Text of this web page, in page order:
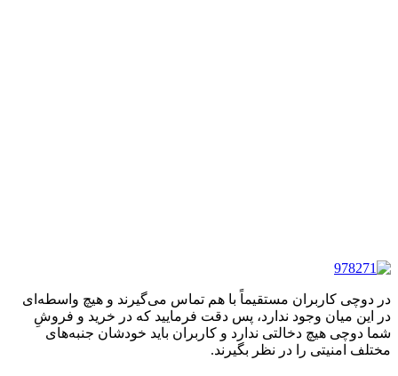
در دوچی کاربران مستقیماً با هم تماس می‌گیرند و هیچ واسطه‌ای
در این میان وجود ندارد، پس دقت فرمایید که در خرید و فروشِ
شما دوچی هیچ دخالتی ندارد و کاربران باید خودشان جنبه‌های
مختلف امنیتی را در نظر بگیرند.